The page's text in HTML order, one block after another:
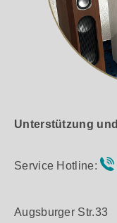
Unterstützung
Service Hotline:
Augsburger Str.33